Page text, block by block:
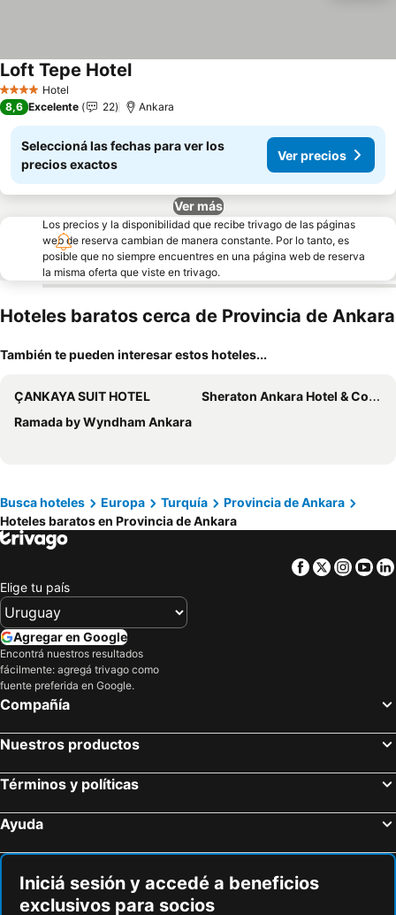
4 EstrellasHotel
Loft Tepe HotelVer precios
8,6 Excelente 22 Ankara
Seleccioná las fechas para ver los
precios exactos
Ver precios
Ver más
Los precios y la disponibilidad que recibe trivago de las páginas
web de reserva cambian de manera constante. Por lo tanto, es
posible que no siempre encuentres en una página web de reserva
la misma oferta que viste en trivago.
Hoteles baratos cerca de Provincia de Ankara
También te pueden interesar estos hoteles...
ÇANKAYA SUIT HOTEL
Sheraton Ankara Hotel & Convention Center
Ramada by Wyndham Ankara
Busca hoteles Europa Turquía
Provincia de Ankara
Hoteles baratos en Provincia de Ankara
Facebook
Twitter
Elige tu país
Agregar en Google
Encontrá nuestros resultados
fácilmente: agregá trivago como
fuente preferida en Google.
Compañía
Nuestros productos
Términos y políticas
Ayuda
Iniciá sesión y accedé a beneficios
exclusivos para socios